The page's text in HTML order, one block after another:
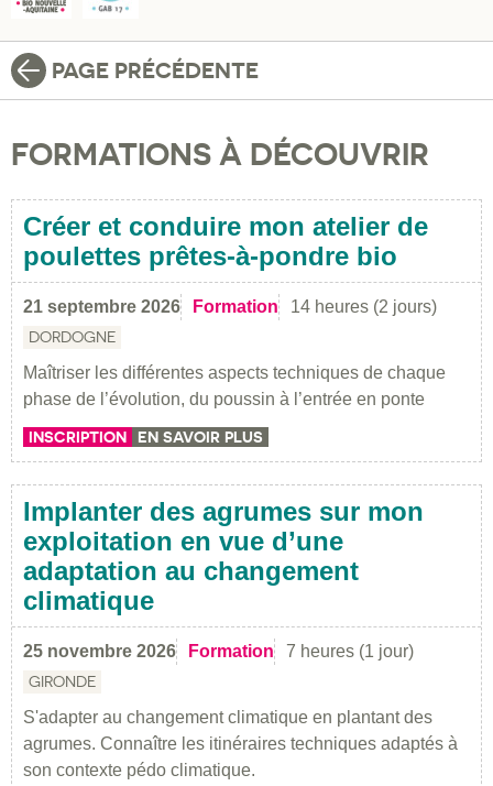
PAGE PRÉCÉDENTE
FORMATIONS À DÉCOUVRIR
Créer et conduire mon atelier de
poulettes prêtes-à-pondre bio
21 septembre 2026 Formation 14 heures (2 jours)
DORDOGNE
Maîtriser les différentes aspects techniques de chaque
phase de l’évolution, du poussin à l’entrée en ponte
INSCRIPTION EN SAVOIR PLUS
Implanter des agrumes sur mon
exploitation en vue d’une
adaptation au changement
climatique
25 novembre 2026 Formation 7 heures (1 jour)
GIRONDE
S'adapter au changement climatique en plantant des
agrumes. Connaître les itinéraires techniques adaptés à
son contexte pédo climatique.